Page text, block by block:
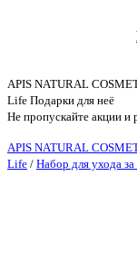
APIS NATURAL
Life Подарки для неё
Не пропускайте акции и
APIS NATURAL
Life / Набор для ухода